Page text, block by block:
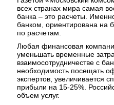
всех странах мира самая
банка – это расчеты.
банком, ориентирована на
по расчетам.
Любая финансовая
уменьшать временные
взаимосотрудничестве с
необходимость посещать
экспертов, увеличивается
прибыли на 15-25%.
объем услуг.